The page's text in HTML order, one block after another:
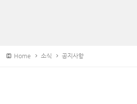
Home 소식 공지사항